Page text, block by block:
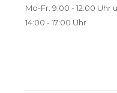
Mo-Fr. 9:00 - 12:00 Uhr
14:00 - 17:00 Uhr